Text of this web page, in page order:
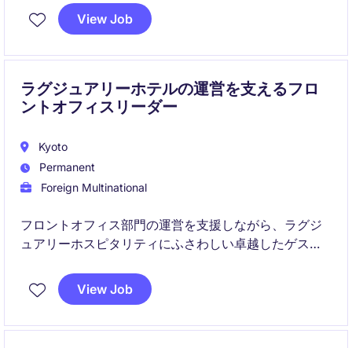
かし、東京での業務をリードしてください。
View Job
ラグジュアリーホテルの運営を支えるフロ
ントオフィスリーダー
Kyoto
Permanent
Foreign Multinational
フロントオフィス部門の運営を支援しながら、ラグジ
ュアリーホスピタリティにふさわしい卓越したゲスト
改善を通じて、ホテル全体のサービス品質向上に貢献
していただきます。
View Job